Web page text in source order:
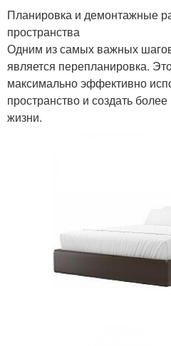
Планировка и демонтажные
пространства
Одним из самых важных
является перепланировка.
максимально эффективно
пространство и создать
жизни.